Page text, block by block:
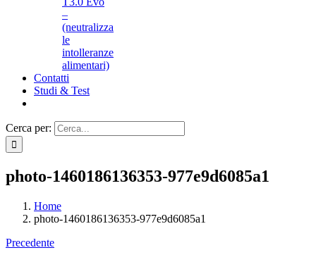
–
(neutralizza
le
intolleranze
alimentari)
Contatti
Studi & Test
Cerca per:
photo-1460186136353-977e9d6085a1
Home
photo-1460186136353-977e9d6085a1
Precedente